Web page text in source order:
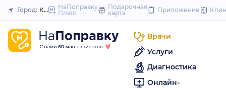
to
Закрыть
Город: КрымскНаПоправку
Плюс
Подарочная
карта
Приложение
Врачи
Услуги
Диагностика
Онлайн-